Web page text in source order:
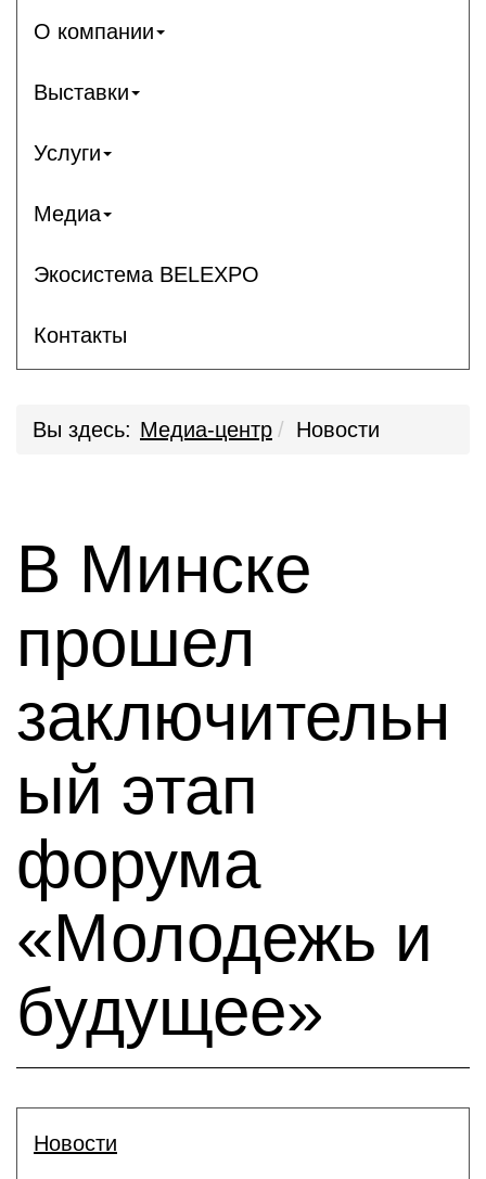
О компании
Выставки
Услуги
Медиа
Экосистема BELEXPO
Контакты
Вы здесь: Медиа-центр Новости
В Минске
прошел
заключительн
ый этап
форума
«Молодежь и
будущее»
Новости